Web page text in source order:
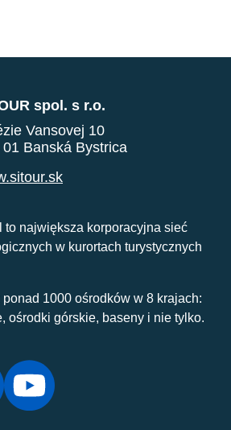
spol. s r.o.
Vansovej 10
01 Banská Bystrica
to największa korporacyjna sieć
w kurortach turystycznych
ponad 1000 ośrodków w 8 krajach:
ośrodki górskie, baseny i nie tylko.